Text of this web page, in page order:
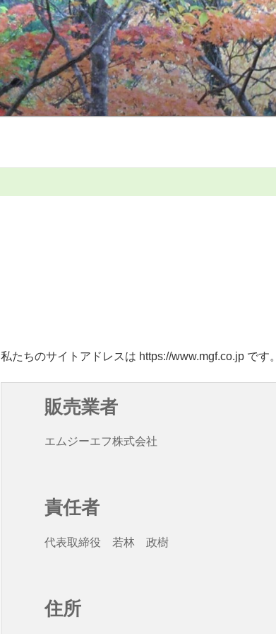
私たちのサイトアドレスは https://www.mgf.co.jp です。
販売業者
エムジーエフ株式会社
責任者
代表取締役 若林 政樹
住所